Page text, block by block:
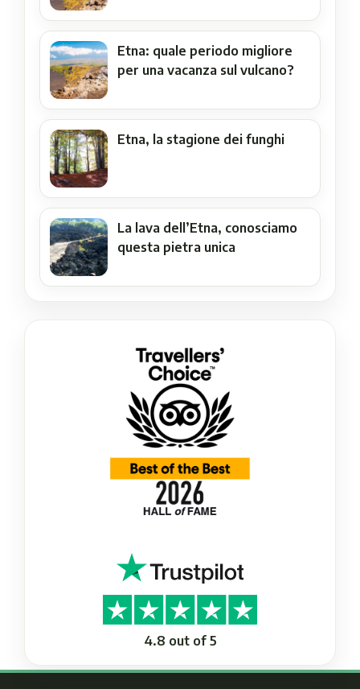
Etna: quale periodo migliore
per una vacanza sul vulcano?
Etna, la stagione dei funghi
La lava dell’Etna, conosciamo
questa pietra unica
4.8 out of 5